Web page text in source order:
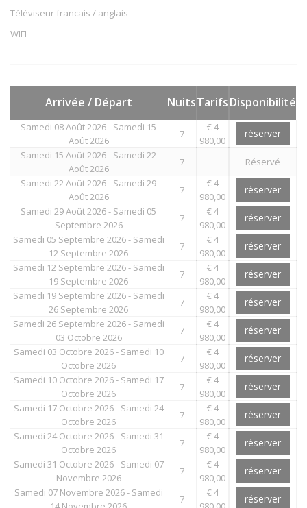
Téléviseur francais / anglais
WIFI
Arrivée / Départ NuitsTarifsDisponibilité
Samedi 08 Août 2026 - Samedi 15
Août 2026
7
€ 4
980,00
réserver
Samedi 15 Août 2026 - Samedi 22
Août 2026
7
Réservé
Samedi 22 Août 2026 - Samedi 29
Août 2026
7
€ 4
980,00
réserver
Samedi 29 Août 2026 - Samedi 05
Septembre 2026
7
€ 4
980,00
réserver
Samedi 05 Septembre 2026 - Samedi
12 Septembre 2026
7
€ 4
980,00
réserver
Samedi 12 Septembre 2026 - Samedi
19 Septembre 2026
7
€ 4
980,00
réserver
Samedi 19 Septembre 2026 - Samedi
26 Septembre 2026
7
€ 4
980,00
réserver
Samedi 26 Septembre 2026 - Samedi
03 Octobre 2026
7
€ 4
980,00
réserver
Samedi 03 Octobre 2026 - Samedi 10
Octobre 2026
7
€ 4
980,00
réserver
Samedi 10 Octobre 2026 - Samedi 17
Octobre 2026
7
€ 4
980,00
réserver
Samedi 17 Octobre 2026 - Samedi 24
Octobre 2026
7
€ 4
980,00
réserver
Samedi 24 Octobre 2026 - Samedi 31
Octobre 2026
7
€ 4
980,00
réserver
Samedi 31 Octobre 2026 - Samedi 07
Novembre 2026
7
€ 4
980,00
réserver
Samedi 07 Novembre 2026 - Samedi
7
€ 4
réserver